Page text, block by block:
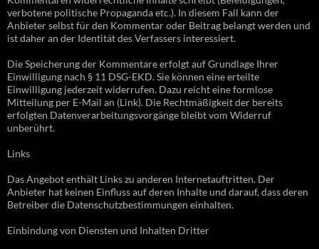
verbotene politische Propaganda etc.). In diesem Fall kann der
Anbieter selbst für den Kommentar oder Beitrag belangt werden und
ist daher an der Identität des Verfassers interessiert.
Die Speicherung der Kommentare erfolgt auf Grundlage Ihrer
Einwilligung nach § 11 DSG-EKD. Sie können eine erteilte
Einwilligung jederzeit widerrufen. Dazu reicht eine formlose
Mitteilung per E-Mail an (Link). Die Rechtmäßigkeit der bereits
erfolgten Datenverarbeitungsvorgänge bleibt vom Widerruf
unberührt.
Links
Das Angebot enthält Links zu anderen Internetauftritten. Der
Anbieter hat keinen Einfluss auf deren Inhalte und darauf, dass deren
Betreiber die Datenschutzbestimmungen einhalten.
Einbindung von Diensten und Inhalten Dritter